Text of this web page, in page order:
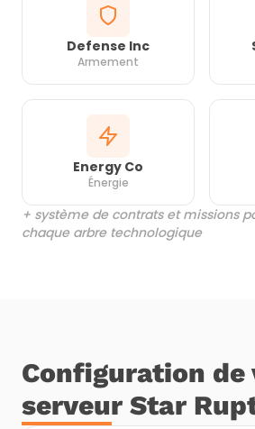
Defense Inc
Armement
Energy Co
Énergie
+ système de contrats et missions
chaque arbre technologique
Configuration de
serveur Star